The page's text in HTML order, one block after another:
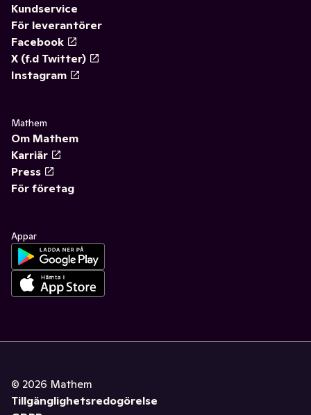
Kundservice
För leverantörer
Facebook
X (f.d Twitter)
Instagram
Mathem
Om Mathem
Karriär
Press
För företag
Appar
© 2026 Mathem
Tillgänglighetsredogörelse